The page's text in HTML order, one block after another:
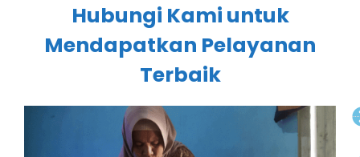
Hubungi Kami untuk
Mendapatkan Pelayanan
Terbaik